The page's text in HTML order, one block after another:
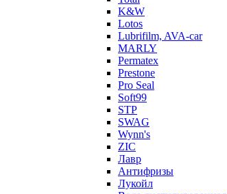
K&W
Lotos
Lubrifilm, AVA-car
MARLY
Permatex
Prestone
Pro Seal
Soft99
STP
SWAG
Wynn's
ZIC
Лавр
Антифризы
Лукойл